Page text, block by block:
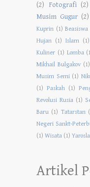
(2)
Fotografi (2)
Musim Gugur (2)
Kuprin (1) Beasiswa
Hujan (1) Islam (1)
Kuliner (1) Lomba
Mikhail Bulgakov (1)
Musim Semi (1)
(1) Paskah (1)
Revolusi Rusia (1)
Baru (1) Tatarstan
Negeri Sankt-
(1) Wisata (1)
Artikel